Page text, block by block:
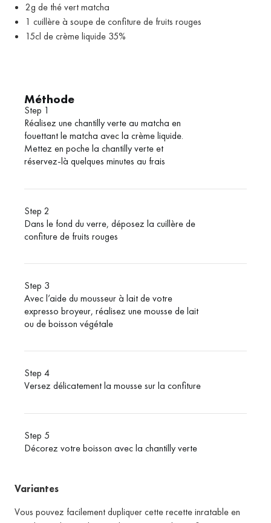
2g de thé vert matcha
1 cuillère à soupe de confiture de fruits rouges
15cl de crème liquide 35%
Méthode
Step 1
Réalisez une chantilly verte au matcha en
fouettant le matcha avec la crème liquide.
Mettez en poche la chantilly verte et
réservez-là quelques minutes au frais
Step 2
Dans le fond du verre, déposez la cuillère de
confiture de fruits rouges
Step 3
Avec l’aide du mousseur à lait de votre
expresso broyeur, réalisez une mousse de lait
ou de boisson végétale
Step 4
Versez délicatement la mousse sur la confiture
Step 5
Décorez votre boisson avec la chantilly verte
Variantes
Vous pouvez facilement dupliquer cette recette inratable en